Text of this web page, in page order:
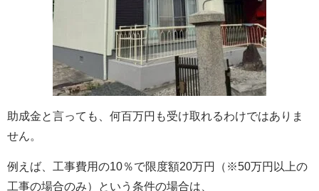
助成金と言っても、何百万円も受け取れるわけではありま
せん。
例えば、工事費用の10％で限度額20万円（※50万円以上の
工事の場合のみ）という条件の場合は、